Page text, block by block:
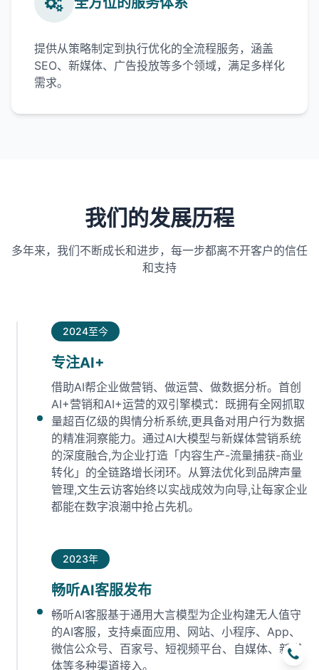
提供从策略制定到执行优化的全流程服务，涵盖
SEO、新媒体、广告投放等多个领域，满足多样化
需求。
我们的发展历程
多年来，我们不断成长和进步，每一步都离不开客户的信任
和支持
2024至今
专注AI+
借助AI帮企业做营销、做运营、做数据分析。首创
AI+营销和AI+运营的双引擎模式：既拥有全网抓取
量超百亿级的舆情分析系统,更具备对用户行为数据
的精准洞察能力。通过AI大模型与新媒体营销系统
的深度融合,为企业打造「内容生产-流量捕获-商业
转化」的全链路增长闭环‌。从算法优化到品牌声量
管理,文生云访客始终以实战成效为向导,让每家企业
都能在数字浪潮中抢占先机‌。
2023年
畅听AI客服发布
畅听AI客服基于通用大言模型为企业构建无人值守
的AI客服，支持桌面应用、网站、小程序、App、
微信公众号、百家号、短视频平台、自媒体、新媒
体等多种渠道接入。